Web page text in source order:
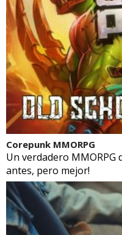
Corepunk MMORPG
Un verdadero MMORPG
antes, pero mejor!